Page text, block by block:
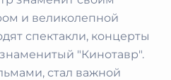
и великолепной
спектакли, концерты
"Кинотавр".
стал важной